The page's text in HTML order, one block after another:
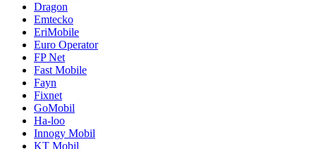
Dragon
Emtecko
EriMobile
Euro Operator
FP Net
Fast Mobile
Fayn
Fixnet
GoMobil
Ha-loo
Innogy Mobil
KT Mobil